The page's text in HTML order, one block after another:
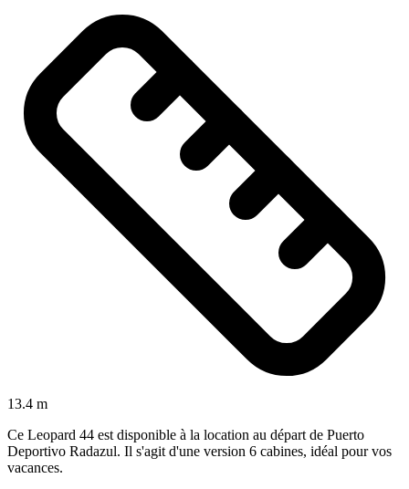
13.4 m
Ce Leopard 44 est disponible à la location au départ de Puerto
Deportivo Radazul. Il s'agit d'une version 6 cabines, idéal pour vos
vacances.